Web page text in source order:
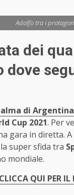
Adolfo tra i
dei
dove
di
Cup 2021. Per
gara in diretta. A
super sfida tra
mondiale.
CLICCA QUI PER